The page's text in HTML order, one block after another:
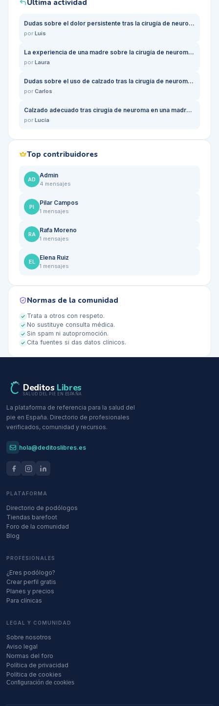
Última actividad
Dudas sobre el dolor persistente tras la cirugía de neuroma en mis pies
por Luis
La experiencia de una madre sobre la cirugía de neuroma en sus pies
por Laura
Dudas sobre el uso de calzado tras la cirugía de neuroma de Morton en enfermeras
por Carlos
Calzado adecuado tras cirugía de neuroma en una madre trabajadora
por Lucía
Top contribuidores
AD
Admin
4 mensajes
PI
Pilar Campos
1 mensajes
RA
Rafa Moreno
1 mensajes
EL
Elena Ruiz
1 mensajes
Normas de la comunidad
Trata a otros con respeto.
No sustituye consulta médica.
Sin spam ni autopromoción.
Cita fuentes si das datos clínicos.
Deditos Libres
SALUD DEL PIE EN ESPAÑA
La plataforma de referencia para la salud del
pie en España. Directorio de profesionales
verificados, comunidad y recursos.
hola@deditoslibres.es
PLATAFORMA
Directorio de podólogos
Tiendas barefoot
Foro de la comunidad
Blog
PROFESIONALES
¿Eres podólogo?
Crear perfil gratis
Planes y precios
Para clínicas
LEGAL Y COMUNIDAD
Sobre nosotros
Aviso legal
Normas del foro
Política de privacidad
Política de cookies
Configuración de cookies